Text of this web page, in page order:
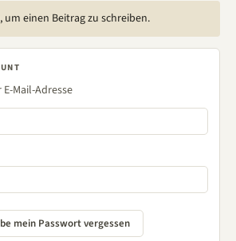
einen Beitrag zu schreiben.
Mail-Adresse